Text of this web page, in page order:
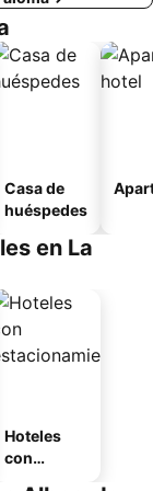
Casa de
huéspedes
en La
Hoteles
con